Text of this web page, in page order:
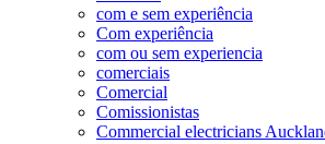
com e sem experiência
Com experiência
com ou sem experiencia
comerciais
Comercial
Comissionistas
Commercial electricians